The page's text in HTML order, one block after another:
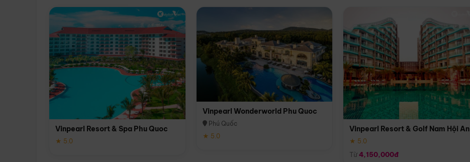
Vinpearl Resort & Spa Phu Quoc
★ 5.0
Vinpearl Wonderworld Phu Quoc
Phú Quốc
★ 5.0
Vinpearl Resort & Golf Nam Hội An
★ 5.0
Từ4,150,000đ